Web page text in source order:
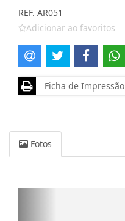
REF. AR051
Adicionar ao favoritos
Ficha de Impressão
Fotos